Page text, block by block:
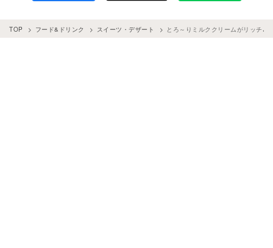
TOP フード&ドリンク スイーツ・デザート とろ～りミルククリームがリッチ♪